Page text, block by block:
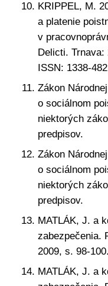
KRIPPEL, M.
a platenie
v
Delicti.
ISSN: 1338-
Zákon
o sociálnom
niektorých
predpisov.
Zákon
o sociálnom
niektorých
predpisov.
MATLÁK, J. a
zabezpečenia.
2009, s. 98-
MATLÁK, J. a